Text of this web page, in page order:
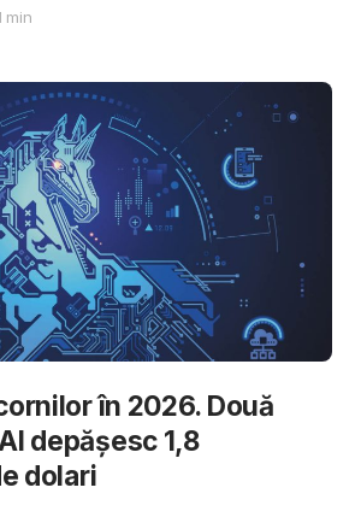
min
în 2026. Două
depășesc 1,8
dolari